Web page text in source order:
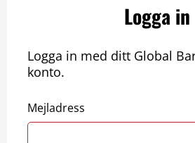
Logga in
Logga in med ditt Global
konto.
Mejladress